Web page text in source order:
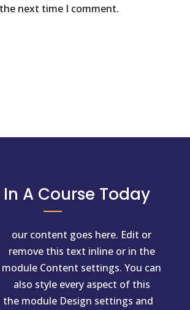
next time I comment.
In A Course Today
our content goes here. Edit or
remove this text inline or in the
module Content settings. You can
also style every aspect of this
module Design settings and